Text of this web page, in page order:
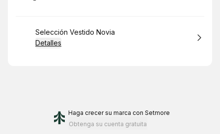
Reservar
Selección Vestido Novia
Detalles
Haga crecer su marca con Setmore
Obtenga su cuenta gratuita